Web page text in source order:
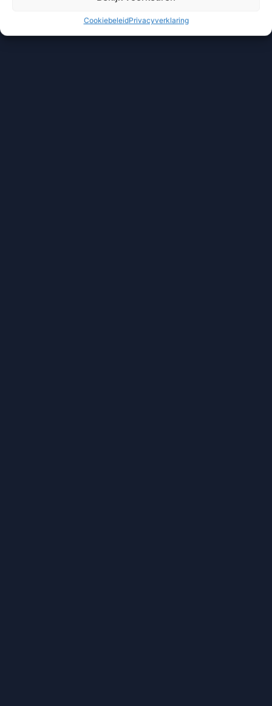
CookiebeleidPrivacyverklaring